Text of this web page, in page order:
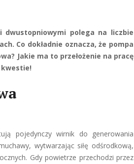
dwustopniowymi polega na liczbie
Co dokładnie oznacza, że pompa
Jakie ma to przełożenie na pracę
kwestie!
pojedynczy wirnik do generowania
wytwarzając siłę odśrodkową,
Gdy powietrze przechodzi przez